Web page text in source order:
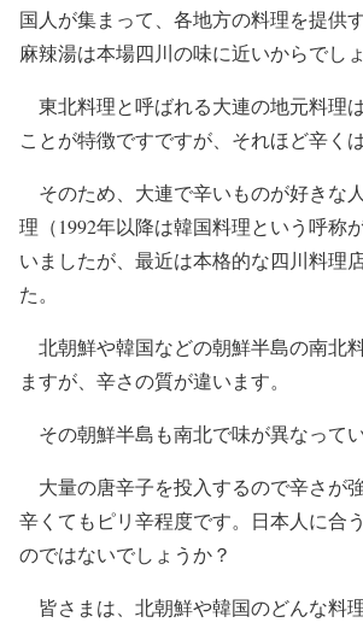
国人が集まって、各地方の料理を提供
麻辣湯は本場四川の味に近いからでしょ
東北料理と呼ばれる大連の地元料理
ことが特徴ですですが、それほど辛く
そのため、大連で辛いものが好きな
理（1992年以降は韓国料理という呼称
いましたが、最近は本格的な四川料理
た。
北朝鮮や韓国などの朝鮮半島の南北
ますが、辛さの質が違います。
その朝鮮半島も南北で味が異なってい
大量の唐辛子を投入するので辛さが
辛くてもピリ辛程度です。日本人に合
のではないでしょうか？
皆さまは、北朝鮮や韓国のどんな料